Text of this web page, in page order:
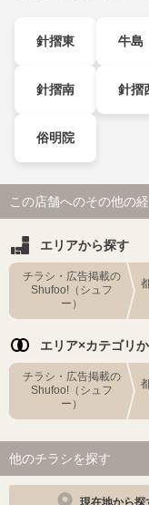
針摺東 牛島
針摺南 針摺
俗明院
この店舗へのその他の
エリアから探す
チラシ・広告掲載の
Shufoo!（シュフ
ー）
エリア×カテゴリ
チラシ・広告掲載の
Shufoo!（シュフ
ー）
他のチラシを探す
現在地から探